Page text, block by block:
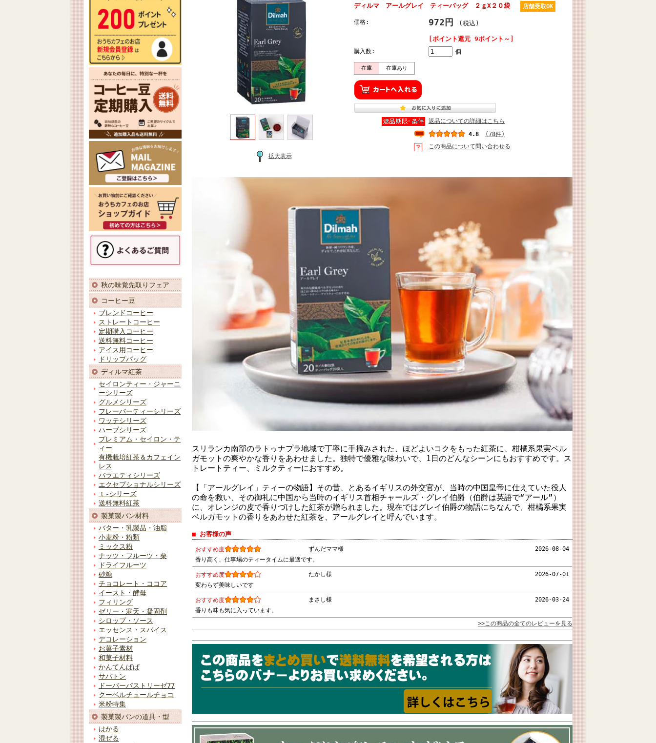
秋の味覚先取りフェア
コーヒー豆
ブレンドコーヒー
ストレートコーヒー
定期購入コーヒー
送料無料コーヒー
アイス用コーヒー
ドリップバッグ
ディルマ紅茶
セイロンティー・ジャーニ
ーシリーズ
グルメシリーズ
フレーバーティーシリーズ
ワッテシリーズ
ハーブシリーズ
プレミアム・セイロン・テ
ィー
有機栽培紅茶＆カフェイン
レス
バラエティシリーズ
エクセプショナルシリーズ
ｔ-シリーズ
送料無料紅茶
製菓製パン材料
バター・乳製品・油脂
小麦粉・粉類
ミックス粉
ナッツ・フルーツ・栗
ドライフルーツ
砂糖
チョコレート・ココア
イースト・酵母
フィリング
ゼリー・寒天・凝固剤
シロップ・ソース
エッセンス・スパイス
デコレーション
お菓子素材
和菓子材料
かんてんぱぱ
サバトン
ドーバーパストリーゼ77
クーベルチュールチョコ
米粉特集
製菓製パンの道具・型
はかる
混ぜる
拡大表示
ディルマ アールグレイ ティーバッグ ２ｇX２０袋 店舗受取OK
価格: 972円 (税込)
[ポイント還元 9ポイント～]
購入数: 個
在庫 在庫あり
返品についての詳細はこちら
4.8
(78件)
この商品について問い合わせる
スリランカ南部のラトゥナプラ地域で丁寧に手摘みされた、ほどよいコクをもった紅茶に、柑橘系果実ベル
ガモットの爽やかな香りをあわせました。独特で優雅な味わいで、1日のどんなシーンにもおすすめです。ス
トレートティー、ミルクティーにおすすめ。
【「アールグレイ」ティーの物語】その昔、とあるイギリスの外交官が、当時の中国皇帝に仕えていた役人
の命を救い、その御礼に中国から当時のイギリス首相チャールズ・グレイ伯爵（伯爵は英語で“アール”）
に、オレンジの皮で香りづけした紅茶が贈られました。現在ではグレイ伯爵の物語にちなんで、柑橘系果実
ベルガモットの香りをあわせた紅茶を、アールグレイと呼んでいます。
■ お客様の声
おすすめ度 ずんだママ様
2026-08-04
香り高く、仕事場のティータイムに最適です。
おすすめ度 たかし様
2026-07-01
変わらず美味しいです
おすすめ度 まさし様
2026-03-24
香りも味も気に入っています。
>>この商品の全てのレビューを見る